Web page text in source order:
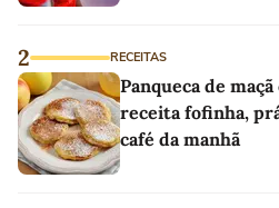
2 RECEITAS
Panqueca de
receita fofinha,
café da manhã